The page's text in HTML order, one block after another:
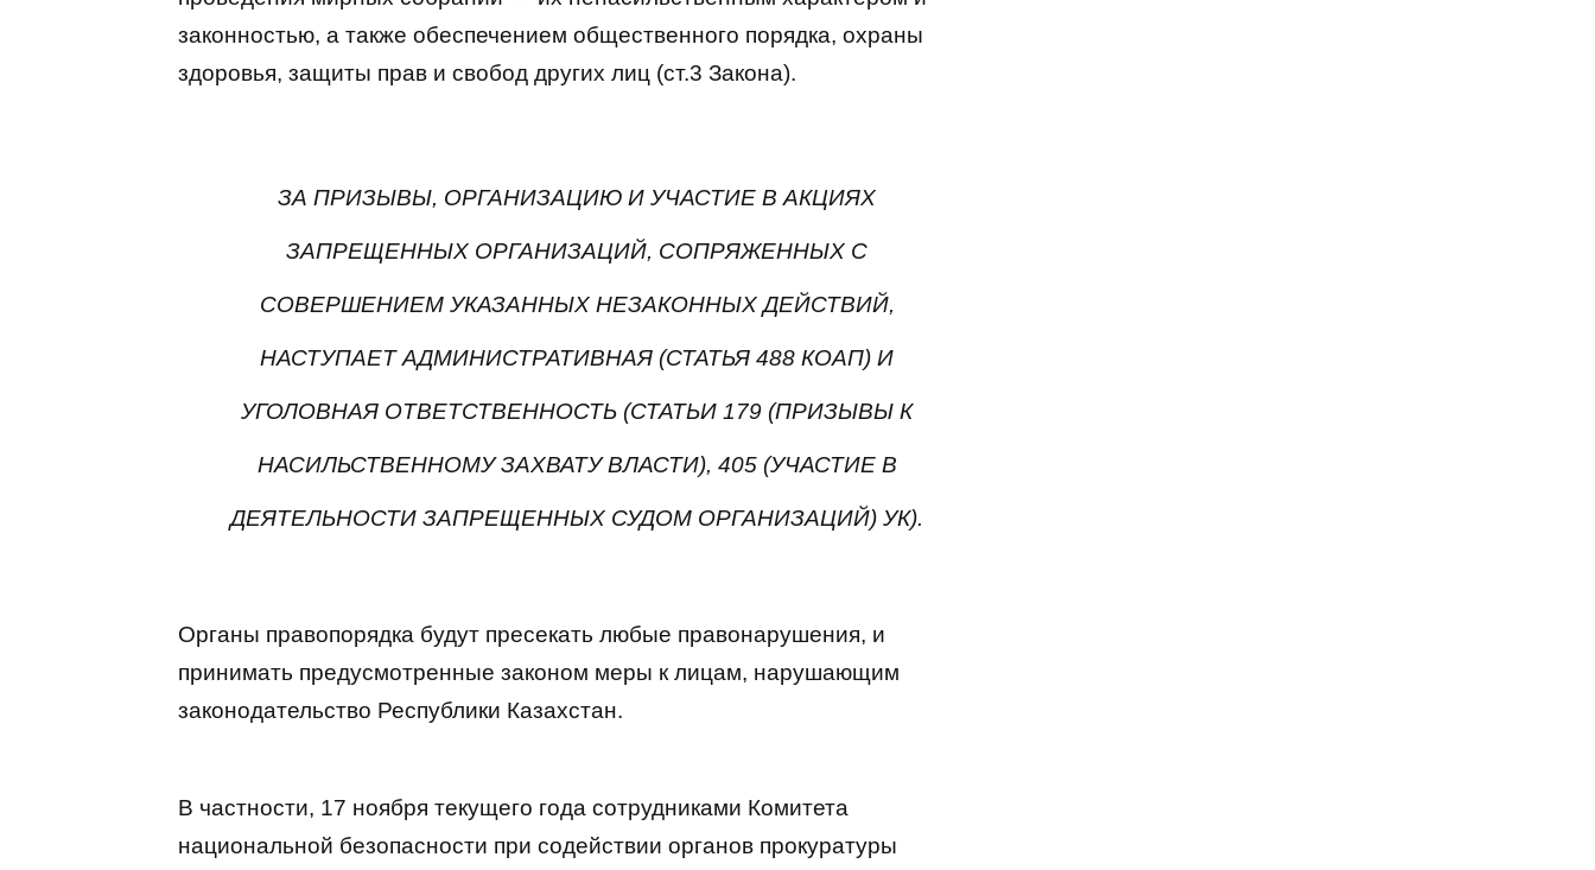
законностью, а также обеспечением общественного порядка, охраны
здоровья, защиты прав и свобод других лиц (ст.3 Закона).
ЗА ПРИЗЫВЫ, ОРГАНИЗАЦИЮ И УЧАСТИЕ В АКЦИЯХ
ЗАПРЕЩЕННЫХ ОРГАНИЗАЦИЙ, СОПРЯЖЕННЫХ С
СОВЕРШЕНИЕМ УКАЗАННЫХ НЕЗАКОННЫХ ДЕЙСТВИЙ,
НАСТУПАЕТ АДМИНИСТРАТИВНАЯ (СТАТЬЯ 488 КОАП) И
УГОЛОВНАЯ ОТВЕТСТВЕННОСТЬ (СТАТЬИ 179 (ПРИЗЫВЫ К
НАСИЛЬСТВЕННОМУ ЗАХВАТУ ВЛАСТИ), 405 (УЧАСТИЕ В
ДЕЯТЕЛЬНОСТИ ЗАПРЕЩЕННЫХ СУДОМ ОРГАНИЗАЦИЙ) УК).
Органы правопорядка будут пресекать любые правонарушения, и
принимать предусмотренные законом меры к лицам, нарушающим
законодательство Республики Казахстан.
В частности, 17 ноября текущего года сотрудниками Комитета
национальной безопасности при содействии органов прокуратуры